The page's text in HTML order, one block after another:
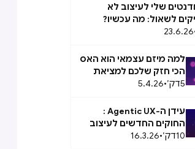
שלי לעיצוב לא
לשאול: מה עכשיו?
23.6.26
למה מיזם עצמאי הוא האס
הכי חזק שלכם למציאת
המשרה הבאה
5דק׳•
5.4.26
עידן ה-Agentic UX :
החוקים החדשים לעיצוב
Agent Experience (AX)
10דק׳•
16.3.26